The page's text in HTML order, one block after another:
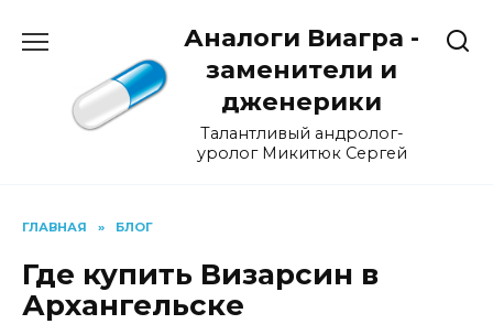
Аналоги Виагра -
заменители и
дженерики
Талантливый андролог-
уролог Микитюк Сергей
ГЛАВНАЯ » БЛОГ
Где купить Визарсин в
Архангельске